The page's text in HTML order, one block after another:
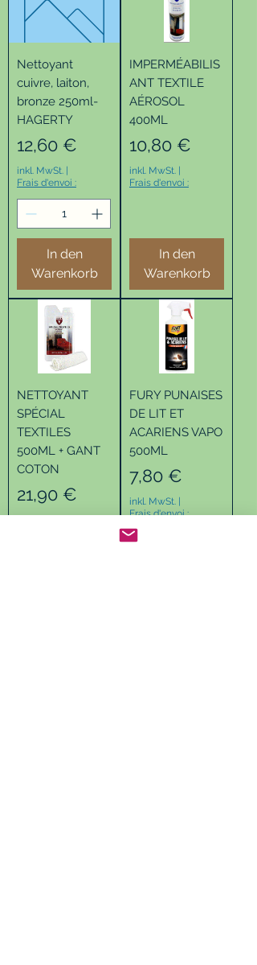
Nettoyant
cuivre, laiton,
bronze 250ml-
HAGERTY
Preis
12,60 €
inkl. MwSt.
Frais d'envoi :
In den
Warenkorb
IMPERMÉABILIS
ANT TEXTILE
AÉROSOL
400ML
Preis
10,80 €
inkl. MwSt.
Frais d'envoi :
In den
Warenkorb
NETTOYANT
SPÉCIAL
TEXTILES
500ML + GANT
COTON
Preis
21,90 €
FURY PUNAISES
DE LIT ET
ACARIENS VAPO
500ML
Preis
7,80 €
inkl. MwSt.
Frais d'envoi :